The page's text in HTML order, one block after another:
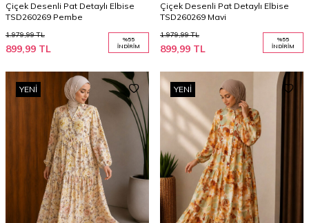
Çiçek Desenli Pat Detaylı Elbise
TSD260269 Pembe
1.979,99TL
899,99 TL
%55
İNDIRIM
Çiçek Desenli Pat Detaylı Elbise
TSD260269 Mavi
1.979,99TL
899,99 TL
%55
İNDIRIM
YENI YENI